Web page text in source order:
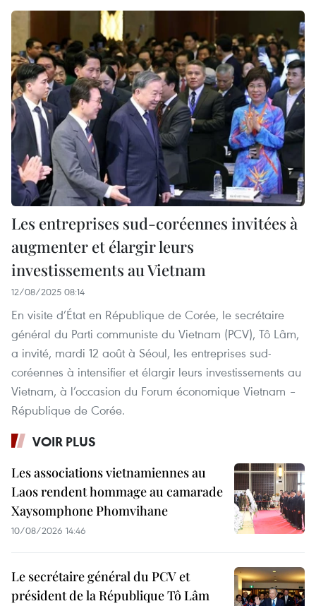
Les entreprises sud-coréennes invitées à
augmenter et élargir leurs
investissements au Vietnam
12/08/2025 08:14
En visite d’État en République de Corée, le secrétaire
général du Parti communiste du Vietnam (PCV), Tô Lâm,
a invité, mardi 12 août à Séoul, les entreprises sud-
coréennes à intensifier et élargir leurs investissements au
Vietnam, à l’occasion du Forum économique Vietnam –
République de Corée.
VOIR PLUS
Les associations vietnamiennes au
Laos rendent hommage au camarade
Xaysomphone Phomvihane
10/08/2026 14:46
Le secrétaire général du PCV et
président de la République Tô Lâm